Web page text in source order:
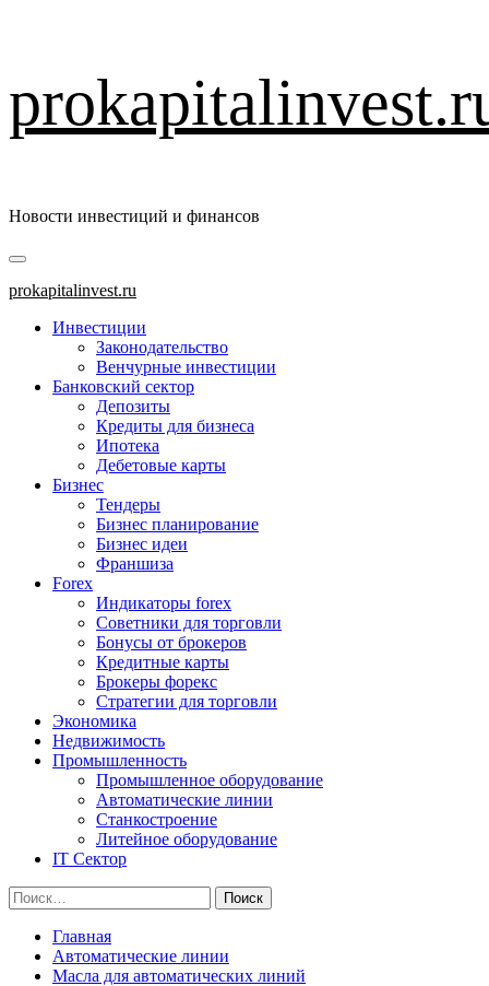
к
содержимому
Новости инвестиций и финансов
Основное
меню
prokapitalinvest.ru
Инвестиции
Законодательство
Венчурные инвестиции
Банковский сектор
Депозиты
Кредиты для бизнеса
Ипотека
Дебетовые карты
Бизнес
Тендеры
Бизнес планирование
Бизнес идеи
Франшиза
Forex
Индикаторы forex
Советники для торговли
Бонусы от брокеров
Кредитные карты
Брокеры форекс
Стратегии для торговли
Экономика
Недвижимость
Промышленность
Промышленное оборудование
Автоматические линии
Станкостроение
Литейное оборудование
IT Сектор
Найти:
Главная
Автоматические линии
Масла для автоматических линий